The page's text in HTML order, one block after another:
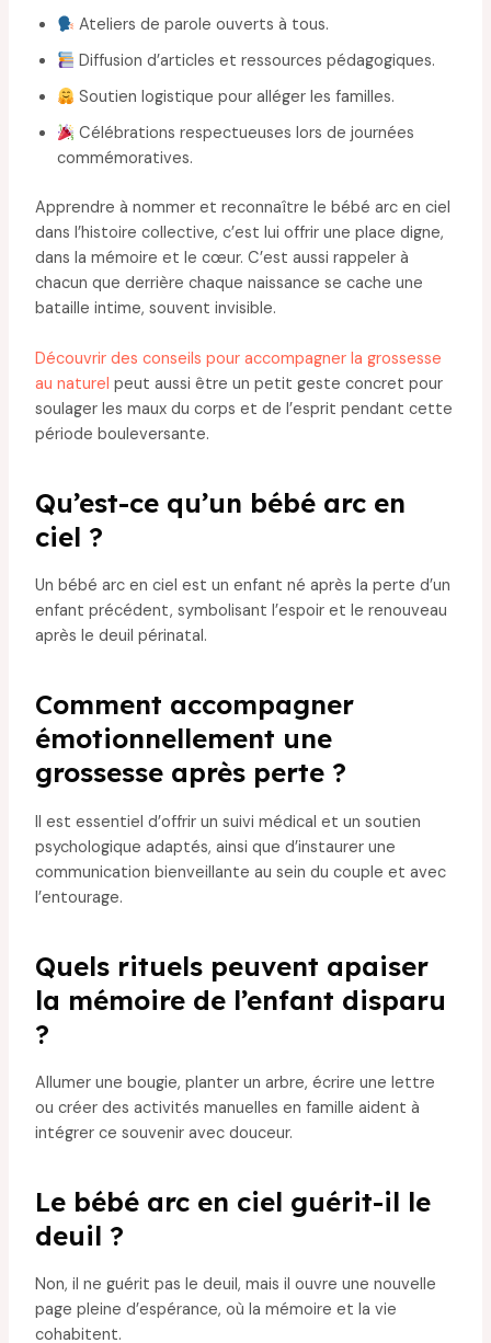
Ateliers de parole ouverts à tous.
Diffusion d’articles et ressources pédagogiques.
Soutien logistique pour alléger les familles.
Célébrations respectueuses lors de journées
commémoratives.
Apprendre à nommer et reconnaître le bébé arc en ciel
dans l’histoire collective, c’est lui offrir une place digne,
dans la mémoire et le cœur. C’est aussi rappeler à
chacun que derrière chaque naissance se cache une
bataille intime, souvent invisible.
Découvrir des conseils pour accompagner la grossesse
au naturel peut aussi être un petit geste concret pour
soulager les maux du corps et de l’esprit pendant cette
période bouleversante.
Qu’est-ce qu’un bébé arc en
ciel ?
Un bébé arc en ciel est un enfant né après la perte d’un
enfant précédent, symbolisant l’espoir et le renouveau
après le deuil périnatal.
Comment accompagner
émotionnellement une
grossesse après perte ?
Il est essentiel d’offrir un suivi médical et un soutien
psychologique adaptés, ainsi que d’instaurer une
communication bienveillante au sein du couple et avec
l’entourage.
Quels rituels peuvent apaiser
la mémoire de l’enfant disparu
?
Allumer une bougie, planter un arbre, écrire une lettre
ou créer des activités manuelles en famille aident à
intégrer ce souvenir avec douceur.
Le bébé arc en ciel guérit-il le
deuil ?
Non, il ne guérit pas le deuil, mais il ouvre une nouvelle
page pleine d’espérance, où la mémoire et la vie
cohabitent.